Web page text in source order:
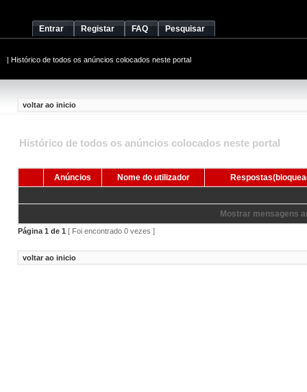
Entrar Registar FAQ Pesquisar
| Histórico de todos os anúncios colocados neste portal
voltar ao inicio
Histórico de todos os anúncios colocados neste portal
Anúncios Nome do utilizador
Mostrar mensagens
Página 1 de 1 [ Foi encontrado 0 vezes ]
voltar ao inicio